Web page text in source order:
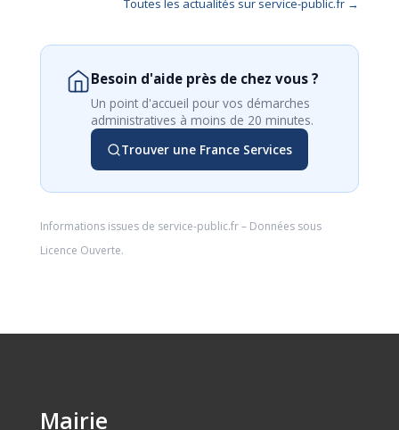
Toutes les actualités sur service-public.fr →
Besoin d'aide près de chez vous ?
Un point d'accueil pour vos démarches
administratives à moins de 20 minutes.
Trouver une France Services
Informations issues de service-public.fr– Données sous
Licence Ouverte.
Mairie